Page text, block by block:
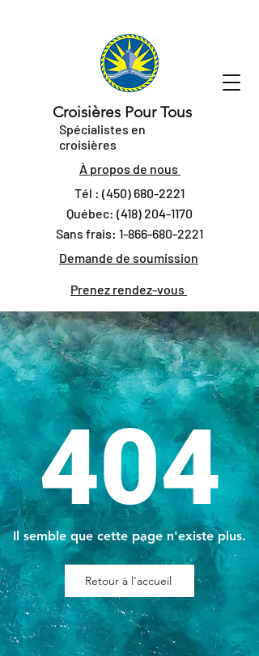
Croisières Pour Tous
Spécialistes en
croisières
À propos de nous
Tél : (450) 680-2221
Québec: (418) 204-1170
Sans frais: 1-866-680-2221
Demande de soumission
Prenez rendez-vous
404
Il semble que cette page n'existe plus.
Retour à l'accueil